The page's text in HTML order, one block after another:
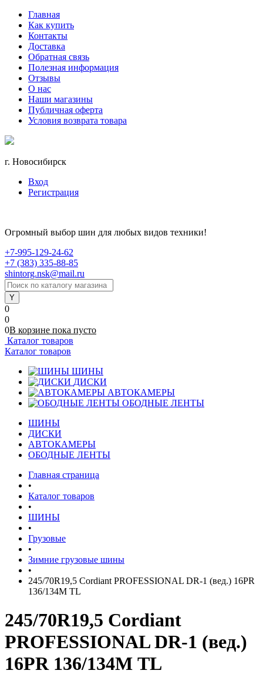
Главная
Как купить
Контакты
Доставка
Обратная связь
Полезная информация
Отзывы
О нас
Наши магазины
Публичная оферта
Условия возврата товара
г. Новосибирск
Вход
Регистрация
Огромный выбор шин для любых видов техники!
+7-995-129-24-62
+7 (383) 335-88-85
shintorg.nsk@mail.ru
0
0
0В корзине пока пусто
Каталог товаров
Каталог товаров
ШИНЫ
ДИСКИ
АВТОКАМЕРЫ
ОБОДНЫЕ ЛЕНТЫ
ШИНЫ
ДИСКИ
АВТОКАМЕРЫ
ОБОДНЫЕ ЛЕНТЫ
Главная страница
•
Каталог товаров
•
ШИНЫ
•
Грузовые
•
Зимние грузовые шины
•
245/70R19,5 Cordiant PROFESSIONAL DR-1 (вед.) 16PR
136/134М TL
245/70R19,5 Cordiant
PROFESSIONAL DR-1 (вед.)
16PR 136/134М TL